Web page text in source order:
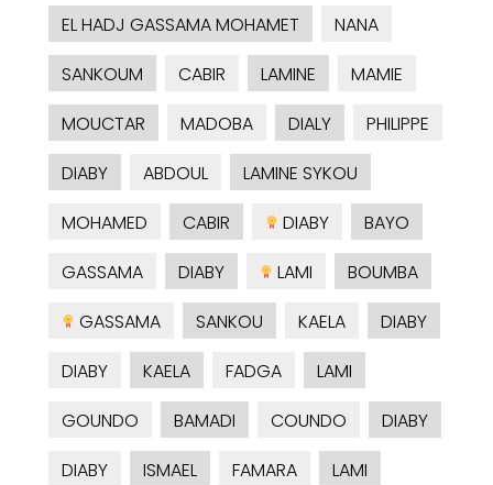
EL HADJ GASSAMA MOHAMET
NANA
SANKOUM
CABIR LAMINE
MAMIE
MOUCTAR
MADOBA DIALY
PHILIPPE
DIABY
ABDOUL
LAMINE SYKOU
MOHAMED
CABIR DIABY
BAYO
GASSAMA
DIABY LAMI
BOUMBA
GASSAMA
SANKOU KAELA
DIABY
DIABY
KAELA FADGA
LAMI
GOUNDO
BAMADI COUNDO
DIABY
DIABY
ISMAEL FAMARA
LAMI